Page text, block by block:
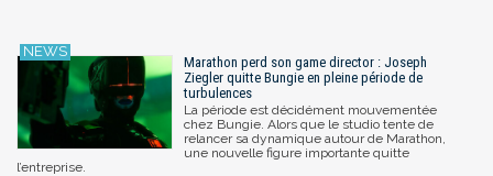
Marathon perd son game director : Joseph
Ziegler quitte Bungie en pleine période de
turbulences
La période est décidément mouvementée
chez Bungie. Alors que le studio tente de
relancer sa dynamique autour de Marathon,
une nouvelle figure importante quitte
l’entreprise.